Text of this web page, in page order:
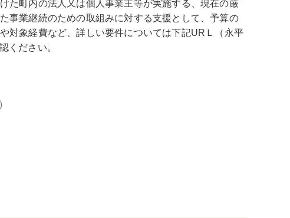
た町内の法人又は個人事業主等が実施する、現在の厳
事業継続のための取組みに対する支援として、予算の
象経費など、詳しい要件については下記URＬ（永平
ください。